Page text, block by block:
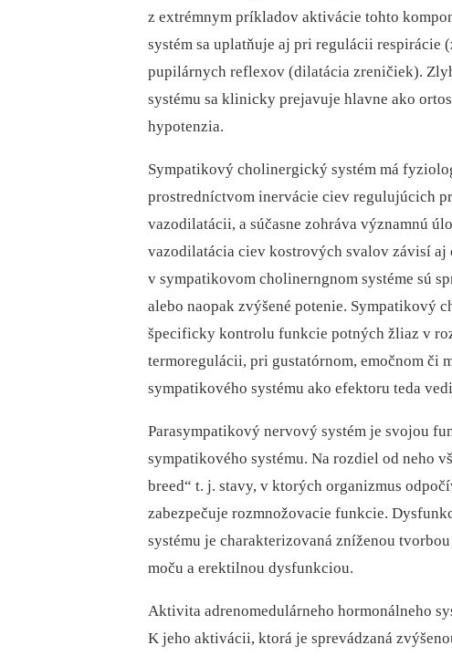
z extrémnym príkladov aktivácie tohto
systém sa uplatňuje aj pri regulácii
pupilárnych reflexov (dilatácia zreničiek).
systému sa klinicky prejavuje hlavne ako
hypotenzia.
Sympatikový cholinergický systém má
prostredníctvom inervácie ciev regulujúcich
vazodilatácii, a súčasne zohráva významnú
vazodilatácia ciev kostrových svalov závisí
v sympatikovom cholinerngnom systéme sú
alebo naopak zvýšené potenie. Sympatikový
špecificky kontrolu funkcie potných žliaz v
termoregulácii, pri gustatórnom, emočnom či
sympatikového systému ako efektoru teda
Parasympatikový nervový systém je svojou
sympatikového systému. Na rozdiel od neho
breed“ t. j. stavy, v ktorých organizmus
zabezpečuje rozmnožovacie funkcie.
systému je charakterizovaná zníženou
moču a erektilnou dysfunkciou.
Aktivita adrenomedulárneho hormonálneho
K jeho aktivácii, ktorá je sprevádzaná